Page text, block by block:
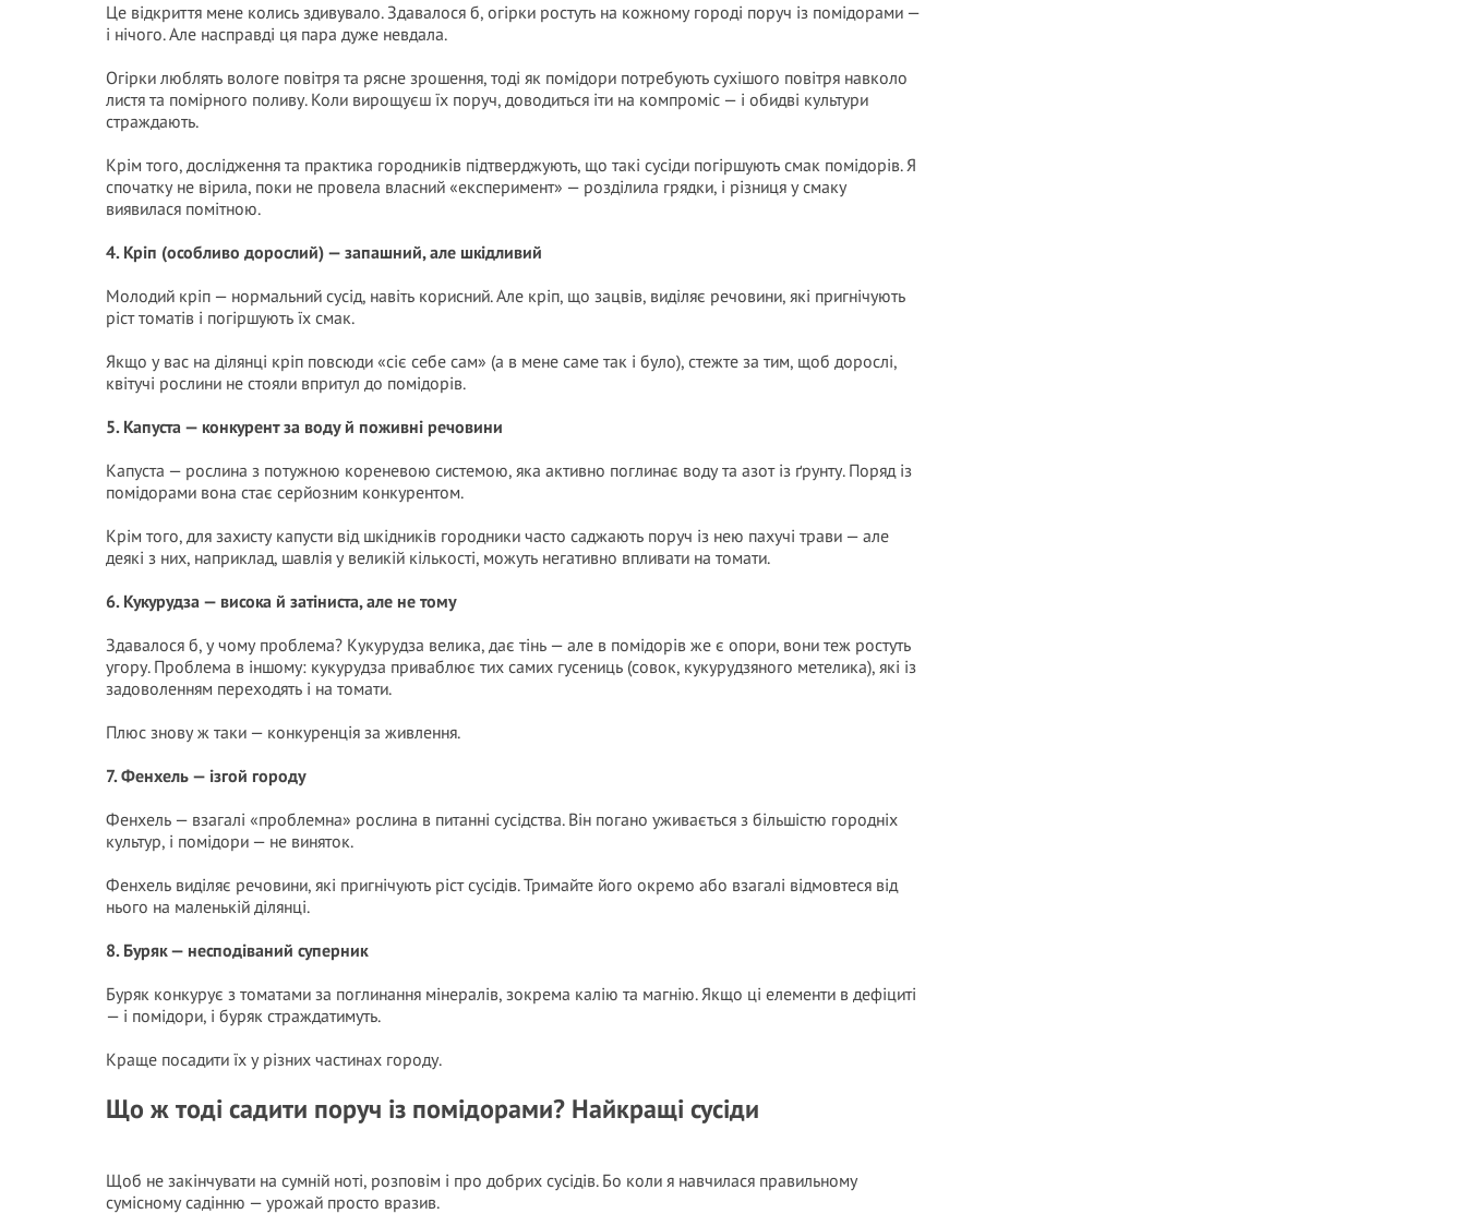
Це відкриття мене колись здивувало. Здавалося б, огірки ростуть на кожному городі поруч із помідорами —
і нічого. Але насправді ця пара дуже невдала.
Огірки люблять вологе повітря та рясне зрошення, тоді як помідори потребують сухішого повітря навколо
листя та помірного поливу. Коли вирощуєш їх поруч, доводиться іти на компроміс — і обидві культури
страждають.
Крім того, дослідження та практика городників підтверджують, що такі сусіди погіршують смак помідорів. Я
спочатку не вірила, поки не провела власний «експеримент» — розділила грядки, і різниця у смаку
виявилася помітною.
4. Кріп (особливо дорослий) — запашний, але шкідливий
Молодий кріп — нормальний сусід, навіть корисний. Але кріп, що зацвів, виділяє речовини, які пригнічують
ріст томатів і погіршують їх смак.
Якщо у вас на ділянці кріп повсюди «сіє себе сам» (а в мене саме так і було), стежте за тим, щоб дорослі,
квітучі рослини не стояли впритул до помідорів.
5. Капуста — конкурент за воду й поживні речовини
Капуста — рослина з потужною кореневою системою, яка активно поглинає воду та азот із ґрунту. Поряд із
помідорами вона стає серйозним конкурентом.
Крім того, для захисту капусти від шкідників городники часто саджають поруч із нею пахучі трави — але
деякі з них, наприклад, шавлія у великій кількості, можуть негативно впливати на томати.
6. Кукурудза — висока й затіниста, але не тому
Здавалося б, у чому проблема? Кукурудза велика, дає тінь — але в помідорів же є опори, вони теж ростуть
угору. Проблема в іншому: кукурудза приваблює тих самих гусениць (совок, кукурудзяного метелика), які із
задоволенням переходять і на томати.
Плюс знову ж таки — конкуренція за живлення.
7. Фенхель — ізгой городу
Фенхель — взагалі «проблемна» рослина в питанні сусідства. Він погано уживається з більшістю городніх
культур, і помідори — не виняток.
Фенхель виділяє речовини, які пригнічують ріст сусідів. Тримайте його окремо або взагалі відмовтеся від
нього на маленькій ділянці.
8. Буряк — несподіваний суперник
Буряк конкурує з томатами за поглинання мінералів, зокрема калію та магнію. Якщо ці елементи в дефіциті
— і помідори, і буряк страждатимуть.
Краще посадити їх у різних частинах городу.
Що ж тоді садити поруч із помідорами? Найкращі сусіди
Щоб не закінчувати на сумній ноті, розповім і про добрих сусідів. Бо коли я навчилася правильному
сумісному садінню — урожай просто вразив.